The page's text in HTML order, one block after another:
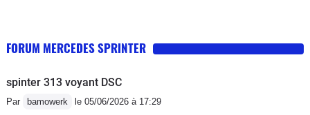
FORUM MERCEDES SPRINTER
spinter 313 voyant DSC
Par bamowerk le 05/06/2026 à 17:29